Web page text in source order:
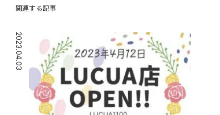
関連する記事
2023.04.03